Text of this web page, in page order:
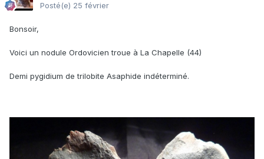
Posté(e) 25 février
Bonsoir,
Voici un nodule Ordovicien troue à La Chapelle (44)
Demi pygidium de trilobite Asaphide indéterminé.